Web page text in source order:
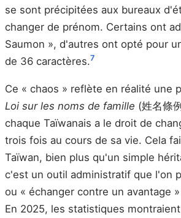
se sont précipitées aux bureaux
changer de prénom. Certains ont
Saumon », d'autres ont opté pour
de 36 caractères.7
Ce « chaos » reflète en réalité une
Loi sur les noms de famille (姓名條
chaque Taïwanais a le droit de
trois fois au cours de sa vie. Cela
Taïwan, bien plus qu'un simple
c'est un outil administratif que l'on
ou « échanger contre un avantage
En 2025, les statistiques